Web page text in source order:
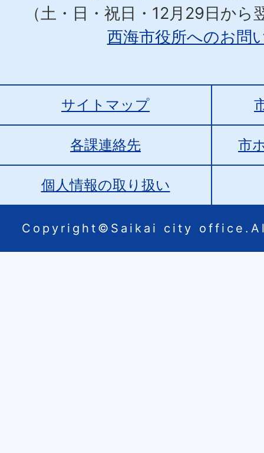
（土・日・祝日・12月29日から
西海市役所へのお問
サイトマップ
各課連絡先 市
個人情報の取り扱い
Copyright©Saikai city